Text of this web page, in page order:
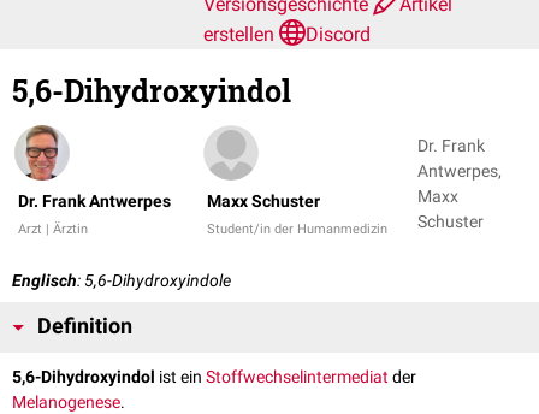
erstellen
Discord
5,6-Dihydroxyindol
Dr. Frank Antwerpes
Arzt | Ärztin
Maxx Schuster
Student/in der Humanmedizin
Dr. Frank
Antwerpes,
Maxx
Schuster
Englisch: 5,6-Dihydroxyindole
Definition
5,6-Dihydroxyindol ist ein Stoffwechselintermediatder
Melanogenese.